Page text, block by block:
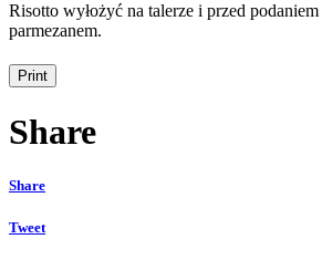
Risotto wyłożyć na talerze i przed
parmezanem.
Share
Share
Tweet